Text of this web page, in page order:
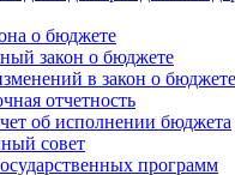
о бюджете
закон о бюджете
в закон о бюджете
отчетность
об исполнении бюджета
совет
программ